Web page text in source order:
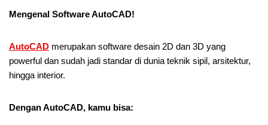
Mengenal Software AutoCAD!
AutoCAD merupakan software desain 2D dan 3D yang
powerful dan sudah jadi standar di dunia teknik sipil, arsitektur,
hingga interior.
Dengan AutoCAD, kamu bisa: